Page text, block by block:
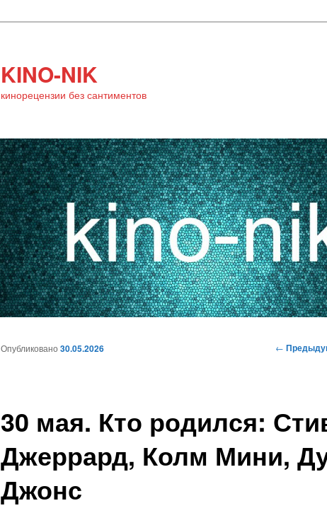
KINO-NIK
кинорецензии без сантиментов
Навигация
←
30 мая. Кто родился:
Джеррард, Колм Мини,
Джонс
Опубликовано30.05.2026